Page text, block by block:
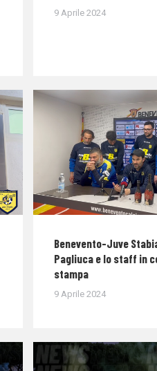
9 Aprile 2024
Benevento-Juve
Pagliuca e lo staff in
stampa
9 Aprile 2024